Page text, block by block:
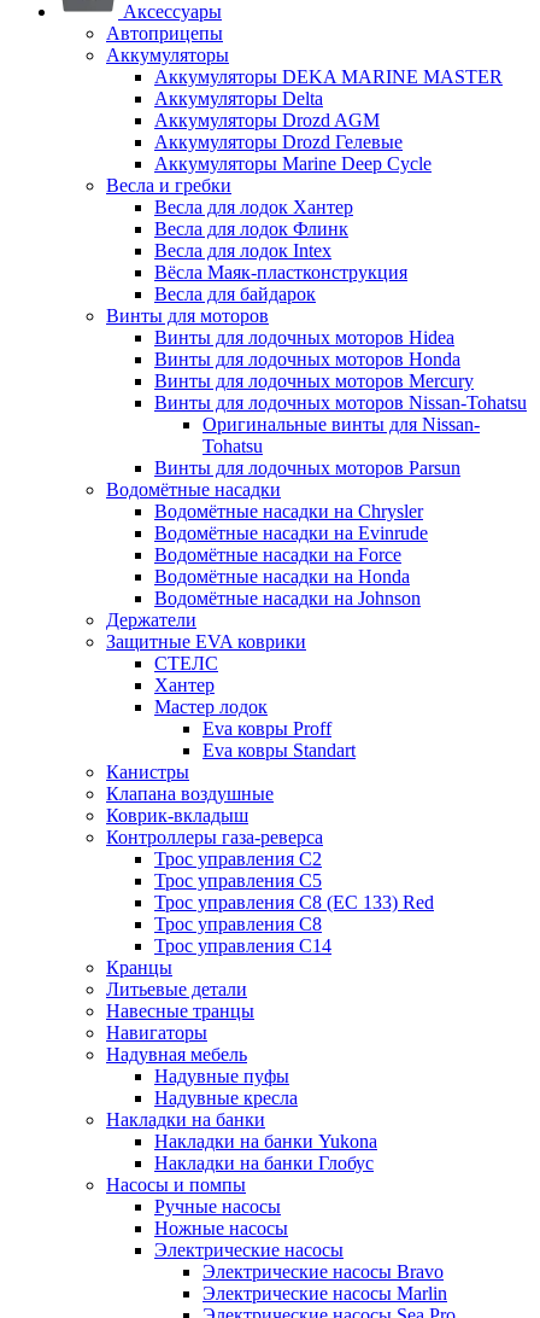
Аксессуары
Автоприцепы
Аккумуляторы
Аккумуляторы DEKA MARINE MASTER
Аккумуляторы Delta
Аккумуляторы Drozd AGM
Аккумуляторы Drozd Гелевые
Аккумуляторы Marine Deep Cycle
Весла и гребки
Весла для лодок Хантер
Весла для лодок Флинк
Весла для лодок Intex
Вёсла Маяк-пластконструкция
Весла для байдарок
Винты для моторов
Винты для лодочных моторов Hidea
Винты для лодочных моторов Honda
Винты для лодочных моторов Mercury
Винты для лодочных моторов Nissan-Tohatsu
Оригинальные винты для Nissan-
Tohatsu
Винты для лодочных моторов Parsun
Водомётные насадки
Водомётные насадки на Chrysler
Водомётные насадки на Evinrude
Водомётные насадки на Force
Водомётные насадки на Honda
Водомётные насадки на Johnson
Держатели
Защитные EVA коврики
СТЕЛС
Хантер
Мастер лодок
Eva ковры Proff
Eva ковры Standart
Канистры
Клапана воздушные
Коврик-вкладыш
Контроллеры газа-реверса
Трос управления C2
Трос управления C5
Трос управления C8 (ЕС 133) Red
Трос управления C8
Трос управления C14
Кранцы
Литьевые детали
Навесные транцы
Навигаторы
Надувная мебель
Надувные пуфы
Надувные кресла
Накладки на банки
Накладки на банки Yukona
Накладки на банки Глобус
Насосы и помпы
Ручные насосы
Ножные насосы
Электрические насосы
Электрические насосы Bravo
Электрические насосы Marlin